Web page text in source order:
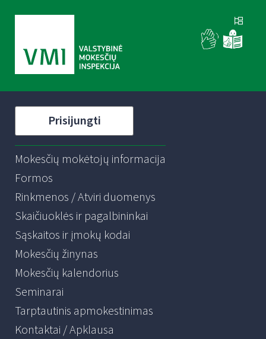
Prisijungti
Mokesčių mokėtojų informacija
Formos
Rinkmenos / Atviri duomenys
Skaičiuoklės ir pagalbininkai
Sąskaitos ir įmokų kodai
Mokesčių žinynas
Mokesčių kalendorius
Seminarai
Tarptautinis apmokestinimas
Kontaktai / Apklausa